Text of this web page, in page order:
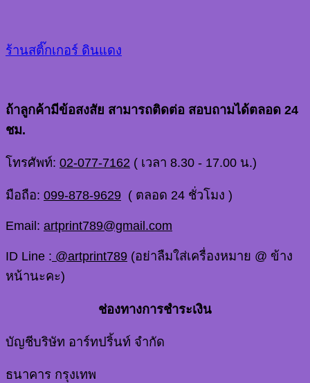
ร้านสติ๊กเกอร์ ดินแดง
ถ้าลูกค้ามีข้อสงสัย สามารถติดต่อ สอบถามได้ตลอด 24
ชม.
โทรศัพท์: 02-077-7162 ( เวลา 8.30 - 17.00 น.)
มือถือ: 099-878-9629 ( ตลอด 24 ชั่วโมง )
Email: artprint789@gmail.com
ID Line : @artprint789 (อย่าลืมใส่เครื่องหมาย @ ข้าง
หน้านะคะ)
ช่องทางการชำระเงิน
บัญชีบริษัท อาร์ทปริ้นท์ จำกัด
ธนาคาร กรุงเทพ